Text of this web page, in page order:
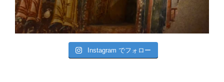
Instagram でフォロー